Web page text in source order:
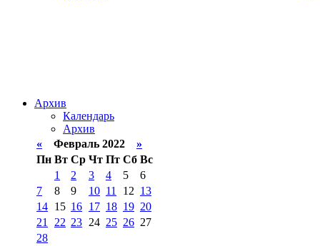
Архив
Календарь
Архив
« Февраль 2022 »
Пн Вт Ср Чт Пт Сб Вс
1
2 3 4 5
6
7
8 9 10 11 12 13
14 15 16 17 18 19 20
21
22 23 24 25 26 27
28